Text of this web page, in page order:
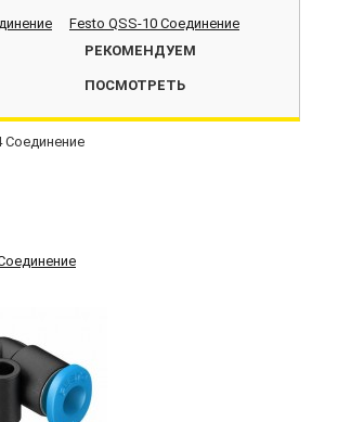
Festo QSS-10 Соединение
РЕКОМЕНДУЕМ
ПОСМОТРЕТЬ